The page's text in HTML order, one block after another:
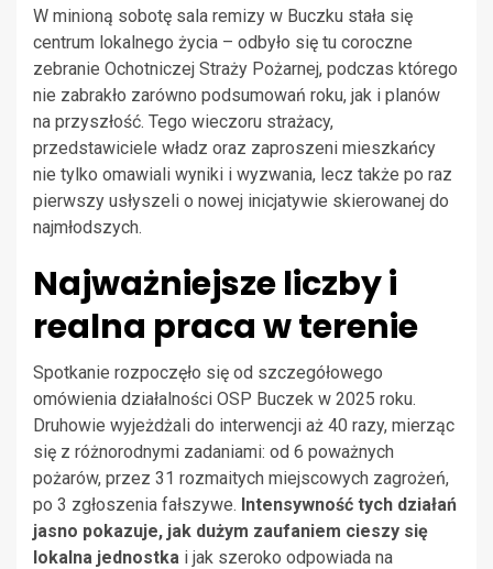
W minioną sobotę sala remizy w Buczku stała się
centrum lokalnego życia – odbyło się tu coroczne
zebranie Ochotniczej Straży Pożarnej, podczas którego
nie zabrakło zarówno podsumowań roku, jak i planów
na przyszłość. Tego wieczoru strażacy,
przedstawiciele władz oraz zaproszeni mieszkańcy
nie tylko omawiali wyniki i wyzwania, lecz także po raz
pierwszy usłyszeli o nowej inicjatywie skierowanej do
najmłodszych.
Najważniejsze liczby i
realna praca w terenie
Spotkanie rozpoczęło się od szczegółowego
omówienia działalności OSP Buczek w 2025 roku.
Druhowie wyjeżdżali do interwencji aż 40 razy, mierząc
się z różnorodnymi zadaniami: od 6 poważnych
pożarów, przez 31 rozmaitych miejscowych zagrożeń,
po 3 zgłoszenia fałszywe. Intensywność tych działań
jasno pokazuje, jak dużym zaufaniem cieszy się
lokalna jednostka i jak szeroko odpowiada na